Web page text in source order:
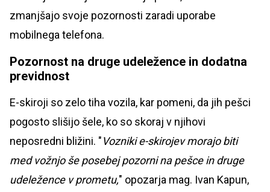
zmanjšajo svoje pozornosti zaradi uporabe
mobilnega telefona.
Pozornost na druge udeležence in dodatna
previdnost
E-skiroji so zelo tiha vozila, kar pomeni, da jih pešci
pogosto slišijo šele, ko so skoraj v njihovi
neposredni bližini. "Vozniki e-skirojev morajo biti
med vožnjo še posebej pozorni na pešce in druge
udeležence v prometu," opozarja mag. Ivan Kapun,